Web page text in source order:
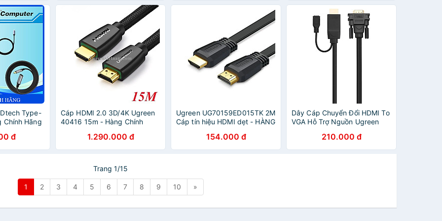
Type-
Chính Hãng
đ
Cáp HDMI 2.0 3D/4K Ugreen
40416 15m - Hàng Chính
1.290.000 đ
Ugreen UG70159ED015TK 2M
Cáp tín hiệu HDMI dẹt - HÀNG
154.000 đ
Dây Cáp Chuyển Đổi HDMI To
VGA Hỗ Trợ Nguồn Ugreen
210.000 đ
Trang 1/15
1 2 3 4 5 6 7 8 9 10 »